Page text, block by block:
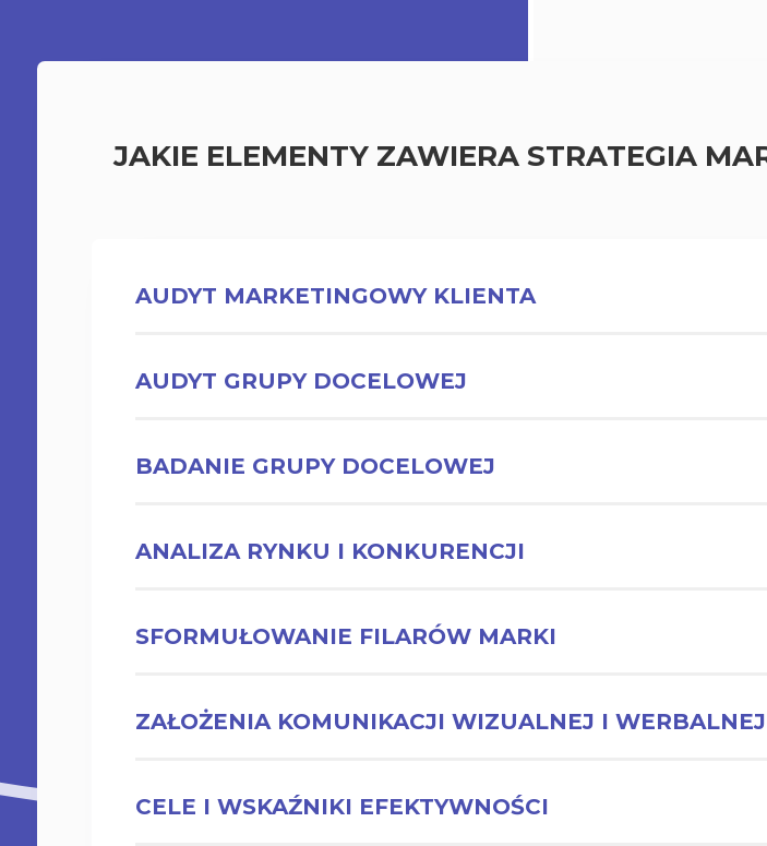
JAKIE ELEMENTY ZAWIERA STRATEGIA
AUDYT MARKETINGOWY KLIENTA
AUDYT GRUPY DOCELOWEJ
BADANIE GRUPY DOCELOWEJ
ANALIZA RYNKU I KONKURENCJI
SFORMUŁOWANIE FILARÓW MARKI
ZAŁOŻENIA KOMUNIKACJI WIZUALNEJ I WERBALNEJ
CELE I WSKAŹNIKI EFEKTYWNOŚCI